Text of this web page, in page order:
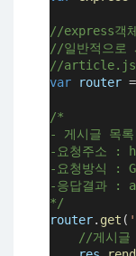
//express객
//일반적으로
//article.js
var
router =
/*
- 게시글 목
-요청주소
-요청방식 :
-응답결과 :
*/
router. get (
//게시글